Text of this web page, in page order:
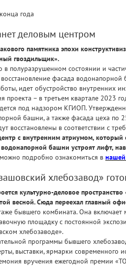
года
деловым центром
памятника эпохи
гвоздильщик».
полуразрушенном состоянии и
фасада водонапорной
идет обустройство внутренних
– в третьем квартале 2023
под надзором КГИОП.
башни, а также фасада цеха по
восстановлены в соответствии с
с внутренним атриумом,
башни устроят лифт,
подробно ознакомиться в нашей
хлебозавод»
культурно-деловое
весной. Сюда переехал главный
бывшего комбината. Она включает
площадку с постоянной
хлебозаводе».
программы бывшего
выставки, ярмарки
вручения ежегодной премии